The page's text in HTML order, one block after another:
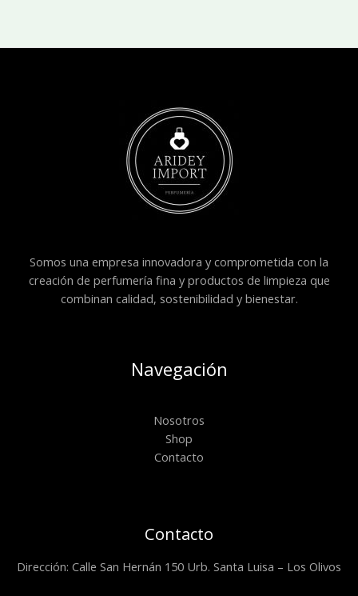
Somos una empresa innovadora y comprometida con la
creación de perfumería fina y productos de limpieza que
combinan calidad, sostenibilidad y bienestar.
Navegación
Nosotros
Shop
Contacto
Contacto
Dirección: Calle San Hernán 150 Urb. Santa Luisa – Los Olivos